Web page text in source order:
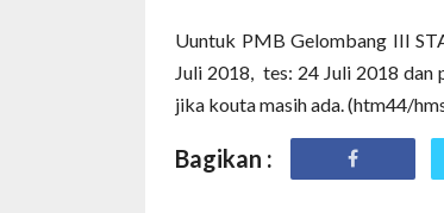
Uuntuk PMB Gelombang III
Juli 2018, tes: 24 Juli 2018 dan
jika kouta masih ada.(htm44/
Bagikan :